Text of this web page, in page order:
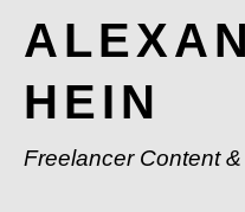
HEIN
Freelancer Content